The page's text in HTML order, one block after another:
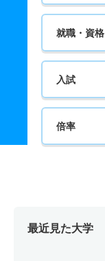
就職・資格
入試
倍率
最近見た大学